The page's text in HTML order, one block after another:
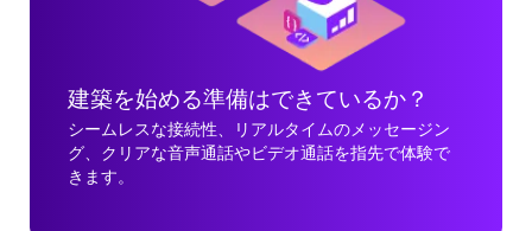
建築を始める準備はできているか？
シームレスな接続性、リアルタイムのメッセージン
グ、クリアな音声通話やビデオ通話を指先で体験で
きます。